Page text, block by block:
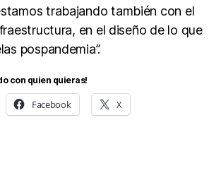
trabajando también con el
en el diseño de lo que
pospandemia”.
con quien quieras!
Facebook X